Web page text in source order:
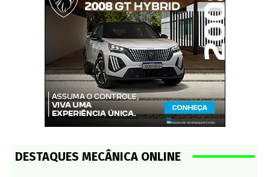
DESTAQUES MECÂNICA ONLINE